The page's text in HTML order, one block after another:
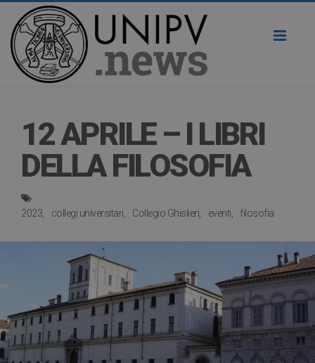
12 APRILE – I LIBRI
DELLA FILOSOFIA
2023 collegi universitari Collegio Ghislieri eventi filosofia